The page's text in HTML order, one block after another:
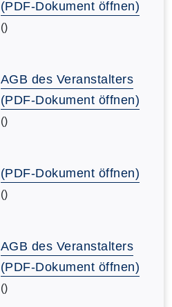
(PDF-Dokument öffnen)
()
AGB des Veranstalters
(PDF-Dokument öffnen)
()
(PDF-Dokument öffnen)
()
AGB des Veranstalters
(PDF-Dokument öffnen)
()